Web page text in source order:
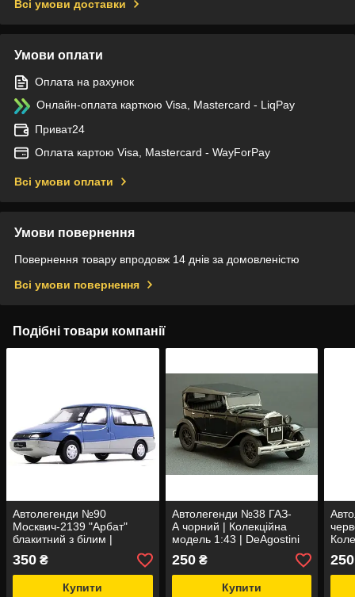
Всі умови доставки
Умови оплати
Оплата на рахунок
Онлайн-оплата карткою Visa, Mastercard - LiqPay
Приват24
Оплата картою Visa, Mastercard - WayForPay
Всі умови оплати
Умови повернення
Повернення товару впродовж 14 днів за домовленістю
Всі умови повернення
Подібні товари компанії
Автолегенди №90
Москвич-2139 "Арбат"
блакитний з білим |
Колекційна модель 1:43 |
DeAgostini
350 ₴
Купити
Автолегенди №38 ГАЗ-
А чорний | Колекційна
модель 1:43 | DeAgostini
250₴
Купити
250